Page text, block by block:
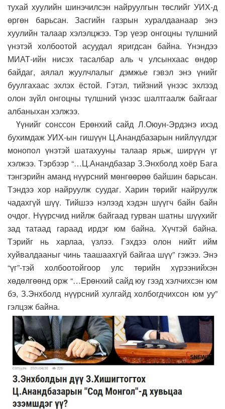
тухай хуулийн шинэчилсэн найруулгын төслийг УИХ-д
өргөн барьсан. Засгийн газрын хуралдаанаар энэ
хуулийн талаар хэлэлцжээ. Тэр үеэр онгоцны түлшний
үнэтэй холбоотой асуудал яригдсан байна. Үнэндээ
МИАТ-ийн нисэх тасалбар аль ч улсынхаас өндөр
байдаг, аялал жуулчлалыг дэмжье гэвэл энэ үнийг
буулгахаас эхлэх ёстой. Гэтэл, тийзний үнээс эхлээд
олон зүйл онгоцны түлшний үнээс шалтгаалж байгааг
албаныхан хэлжээ.
Үүнийг сонссон Ерөнхий сайд Л.Оюун-Эрдэнэ ихэд
бухимдаж УИХ-ын гишүүн Ц.Анандбазарын нийлүүлдэг
монопол үнэтэй шатахууны талаар ярьж, ширүүн үг
хэлжээ. Тэрбээр “…Ц.Анандбазар З.Энхболд хоёр Бага
тэнгэрийн аманд нүүрсний мөнгөөрөө байшин барьсан.
Тэндээ хор найруулж суудаг. Харин төрийг найруулж
чадахгүй шүү. Тийшээ нэлээд хэдэн шүүгч байн байн
очдог. Нүүрсчид нийлж байгаад гурван шатны шүүхийг
зад татаад гараад ирдэг юм байна. Хүчтэй байна.
Тэрийг нь харлаа, үзлээ. Гэхдээ олон нийт ийм
хуйвалдааныг чинь таашаахгүй байгаа шүү” гэжээ. Энэ
“үг”-тэй холбоотойгоор улс төрийн хүрээнийхэн
хөдөлгөөнд орж “…Ерөнхий сайд юу гээд хэлчихсэн юм
бэ, З.Энхболд нүүрсний хулгайд холбогдчихсон юм уу”
гэлцэж байна.